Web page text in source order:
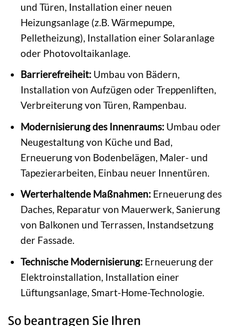
und Türen, Installation einer neuen
Heizungsanlage (z.B. Wärmepumpe,
Pelletheizung), Installation einer Solaranlage
oder Photovoltaikanlage.
Barrierefreiheit:Umbau von Bädern,
Installation von Aufzügen oder Treppenliften,
Verbreiterung von Türen, Rampenbau.
Modernisierung des Innenraums:Umbau oder
Neugestaltung von Küche und Bad,
Erneuerung von Bodenbelägen, Maler- und
Tapezierarbeiten, Einbau neuer Innentüren.
Werterhaltende Maßnahmen:Erneuerung des
Daches, Reparatur von Mauerwerk, Sanierung
von Balkonen und Terrassen, Instandsetzung
der Fassade.
Technische Modernisierung:Erneuerung der
Elektroinstallation, Installation einer
Lüftungsanlage, Smart-Home-Technologie.
So beantragen Sie Ihren